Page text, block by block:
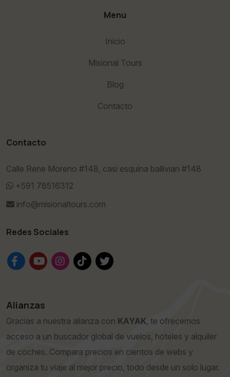
Menu
Inicio
Misional Tours
Blog
Contacto
Contacto
Calle Rene Moreno #148, casi esquina ballivian #148
+591 78516312
info@misionaltours.com
Redes Sociales
Alianzas
Gracias a nuestra alianza con KAYAK , te ofrecemos
acceso a un buscador global de vuelos, hoteles y alquiler
de coches. Compara precios en cientos de webs y
organiza tu viaje al mejor precio, todo desde un solo lugar.